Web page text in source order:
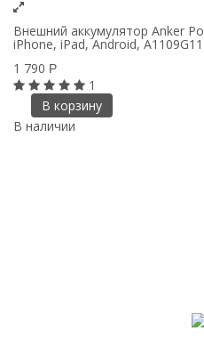
Внешний аккумулятор Anker
iPhone, iPad, Android,
1 790 Р
1
В корзину
В наличии